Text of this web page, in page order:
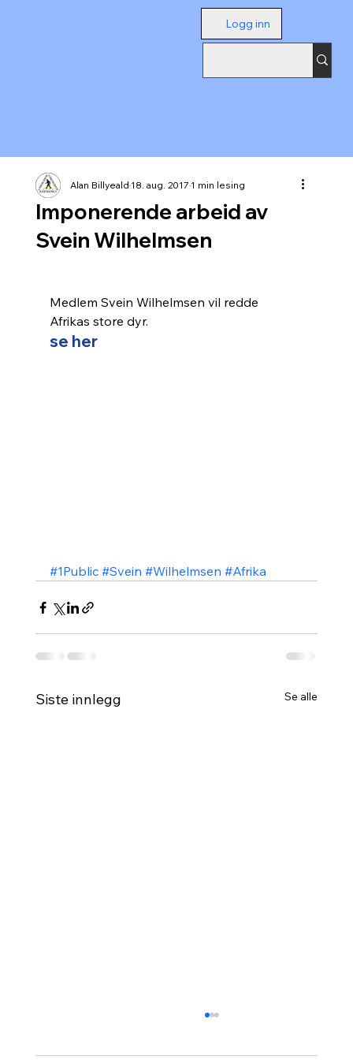
Logg inn
Imponerende arbeid av
Svein Wilhelmsen
Alan Billyeald18. aug. 20171 min lesing
Medlem Svein Wilhelmsen vil redde
Afrikas store dyr.
se her
#1Public #Svein #Wilhelmsen #Afrika
Siste innlegg Se alle